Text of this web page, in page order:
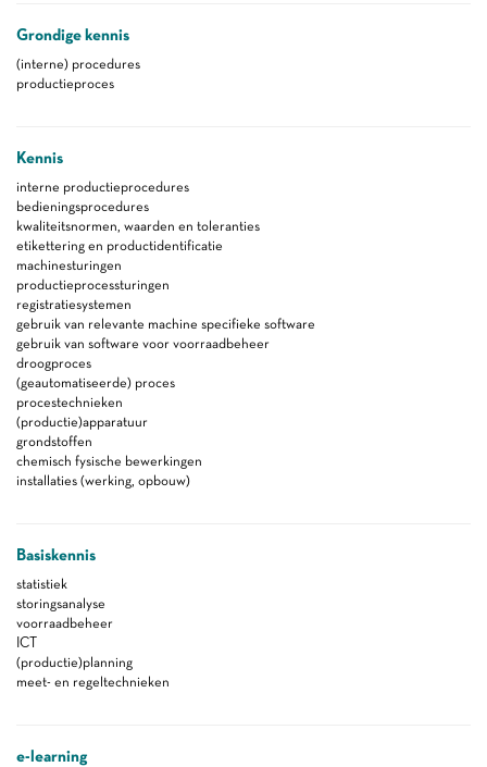
Grondige kennis
(interne) procedures
productieproces
Kennis
interne productieprocedures
bedieningsprocedures
kwaliteitsnormen, waarden en toleranties
etikettering en productidentificatie
machinesturingen
productieprocessturingen
registratiesystemen
gebruik van relevante machine specifieke software
gebruik van software voor voorraadbeheer
droogproces
(geautomatiseerde) proces
procestechnieken
(productie)apparatuur
grondstoffen
chemisch fysische bewerkingen
installaties (werking, opbouw)
Basiskennis
statistiek
storingsanalyse
voorraadbeheer
ICT
(productie)planning
meet- en regeltechnieken
e-learning